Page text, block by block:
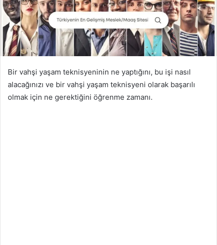
Bir vahşi yaşam teknisyeninin ne yaptığını, bu işi nasıl
alacağınızı ve bir vahşi yaşam teknisyeni olarak başarılı
olmak için ne gerektiğini öğrenme zamanı.